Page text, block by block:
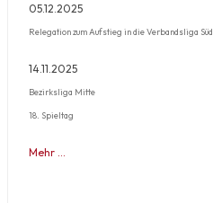
05.12.2025
Relegation zum Aufstieg in die Verbandsliga Süd
14.11.2025
Bezirksliga Mitte
18. Spieltag
Mehr …